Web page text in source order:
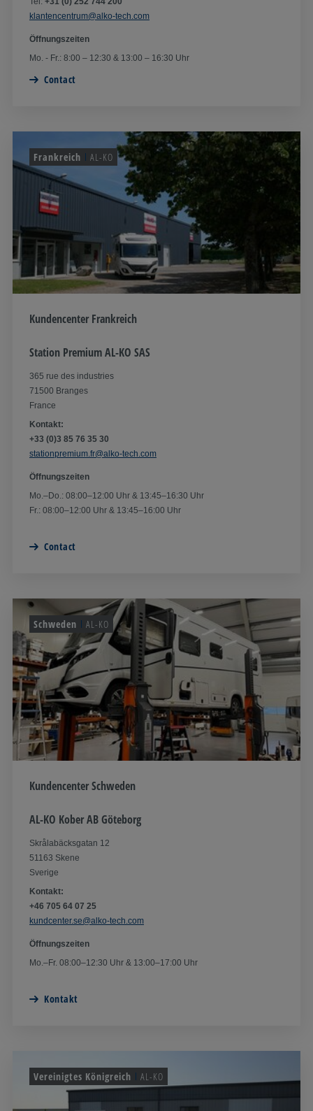
klantencentrum@alko-tech.com
Öffnungszeiten
Mo. - Fr.: 8:00 – 12:30 & 13:00 – 16:30 Uhr
Contact
Frankreich AL-KO
Kundencenter Frankreich
Station Premium AL-KO SAS
365 rue des industries
71500 Branges
France
Kontakt:
+33 (0)3 85 76 35 30
stationpremium.fr@alko-tech.com
Öffnungszeiten
Mo.–Do.: 08:00–12:00 Uhr & 13:45–16:30 Uhr
Fr.: 08:00–12:00 Uhr & 13:45–16:00 Uhr
Contact
Schweden AL-KO
Kundencenter Schweden
AL-KO Kober AB Göteborg
Skrålabäcksgatan 12
51163 Skene
Sverige
Kontakt:
+46 705 64 07 25
kundcenter.se@alko-tech.com
Öffnungszeiten
Mo.–Fr. 08:00–12:30 Uhr & 13:00–17:00 Uhr
Kontakt
Vereinigtes Königreich AL-KO